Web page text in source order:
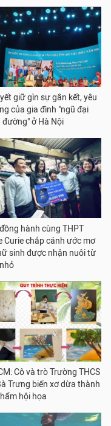
giữ gìn sự gắn kết, yêu
của gia đình "ngũ đại
đường" ở Hà Nội
hành cùng THPT
Curie chắp cánh ước mơ
sinh được nhận nuôi từ
Cô và trò Trường THCS
Trưng biến xơ dừa thành
hội họa